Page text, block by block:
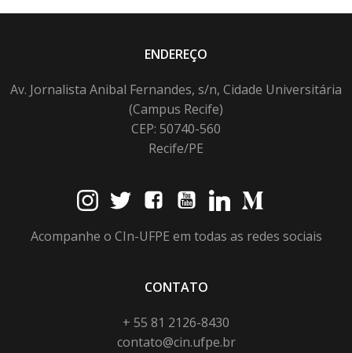
ENDEREÇO
Av. Jornalista Anibal Fernandes, s/n, Cidade Universitária
(Campus Recife)
CEP: 50740-560
Recife/PE
Acompanhe o CIn-UFPE em todas as redes sociais
CONTATO
+ 55 81 2126-8430
contato@cin.ufpe.br